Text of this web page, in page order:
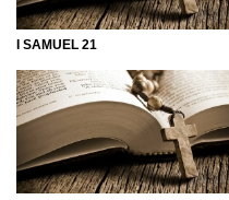
I SAMUEL 21